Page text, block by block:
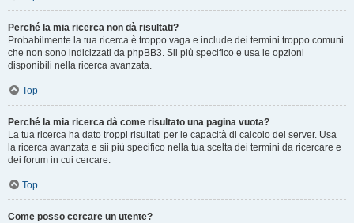
Perché la mia ricerca non dà risultati?
Probabilmente la tua ricerca è troppo vaga e include dei termini troppo comuni
che non sono indicizzati da phpBB3. Sii più specifico e usa le opzioni
disponibili nella ricerca avanzata.
Top
Perché la mia ricerca dà come risultato una pagina vuota?
La tua ricerca ha dato troppi risultati per le capacità di calcolo del server. Usa
la ricerca avanzata e sii più specifico nella tua scelta dei termini da ricercare e
dei forum in cui cercare.
Top
Come posso cercare un utente?